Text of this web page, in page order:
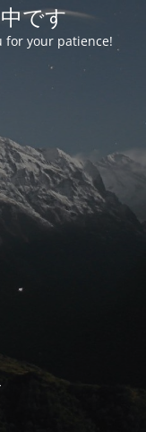
です
for your patience!